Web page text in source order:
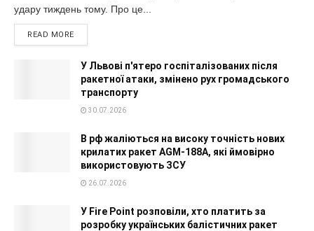
удару тиждень тому. Про це...
READ MORE
У Львові п'ятеро госпіталізованих після
ракетної атаки, змінено рух громадського
транспорту
30.07.2026
В рф жаліються на високу точність нових
крилатих ракет AGM-188A, які ймовірно
використовують ЗСУ
26.07.2026
У Fire Point розповіли, хто платить за
розробку українських балістичних ракет